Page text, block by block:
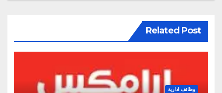
Related Post
وظائف ادارية